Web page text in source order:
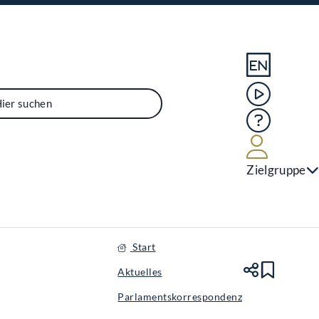
Sprache
Mediathek
Hilfe
Zielgruppe
Start
Aktuelles
Parlamentskorrespondenz